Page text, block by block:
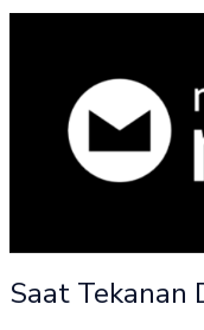
Saat Tekanan